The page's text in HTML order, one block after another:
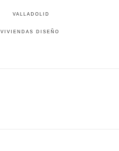
VALLADOLID
VIVIENDAS DISEÑO